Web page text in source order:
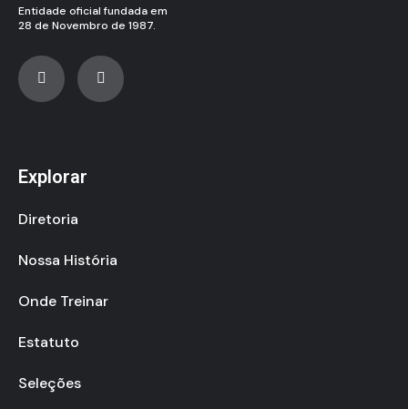
Entidade oficial fundada em
28 de Novembro de 1987.
Explorar
Diretoria
Nossa História
Onde Treinar
Estatuto
Seleções